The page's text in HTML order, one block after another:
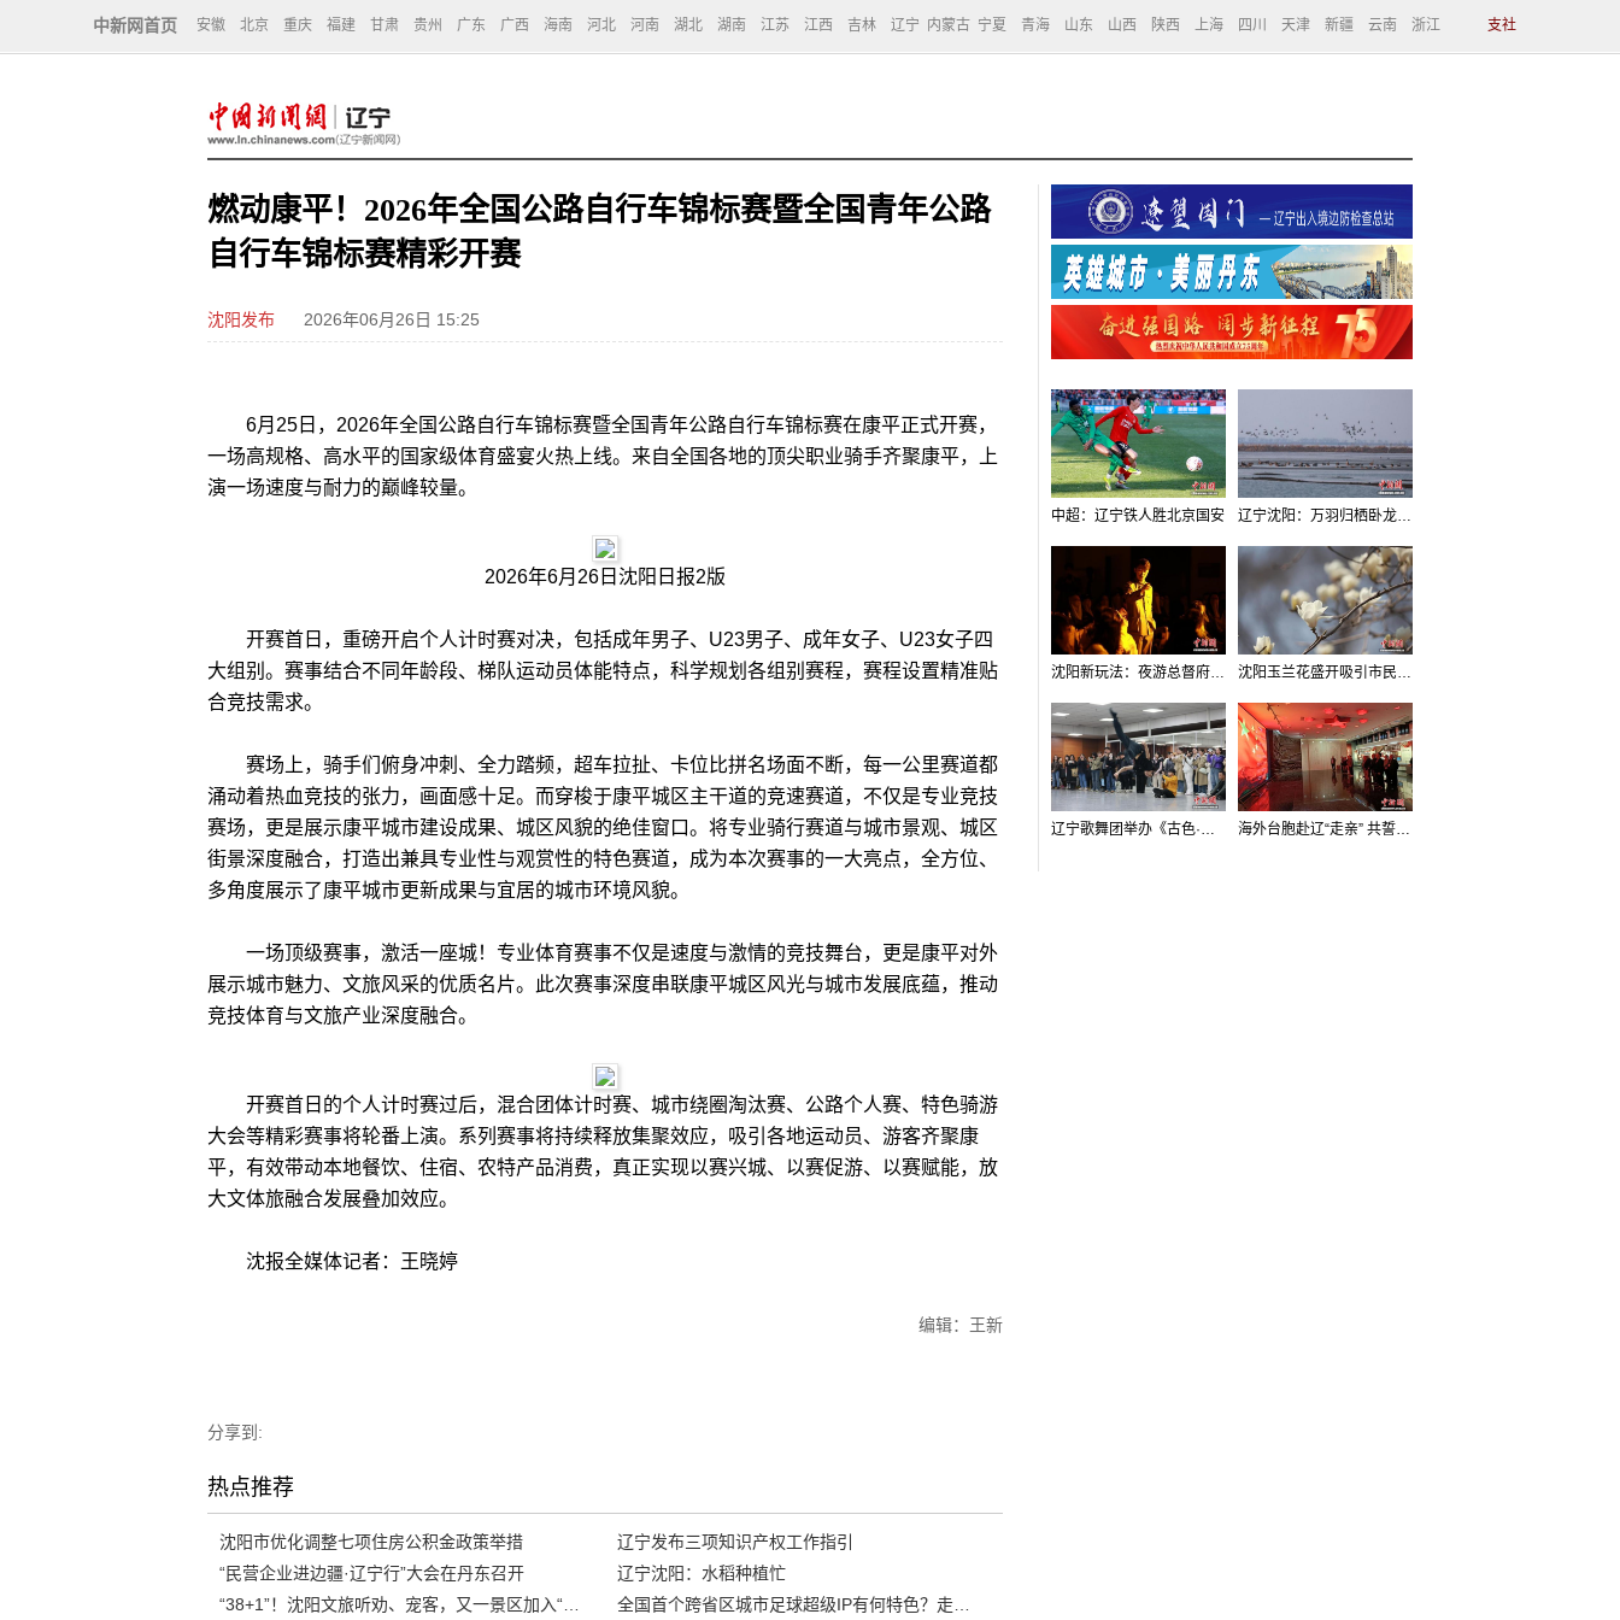
中新网首页 安徽 北京 重庆 福建 甘肃 贵州 广东 广西 海南 河北 河南 湖北 湖南 江苏 江西 吉林 辽宁 内蒙古 宁夏 青海 山东 山西 陕西 上海 四川 天津 新疆 云南 浙江 支社
燃动康平！2026年全国公路自行车锦标赛暨全国青年公路
自行车锦标赛精彩开赛
沈阳发布 2026年06月26日 15:25
6月25日，2026年全国公路自行车锦标赛暨全国青年公路自行车锦标赛在康平正式开赛，
一场高规格、高水平的国家级体育盛宴火热上线。来自全国各地的顶尖职业骑手齐聚康平，上
演一场速度与耐力的巅峰较量。
2026年6月26日沈阳日报2版
开赛首日，重磅开启个人计时赛对决，包括成年男子、U23男子、成年女子、U23女子四
大组别。赛事结合不同年龄段、梯队运动员体能特点，科学规划各组别赛程，赛程设置精准贴
合竞技需求。
赛场上，骑手们俯身冲刺、全力踏频，超车拉扯、卡位比拼名场面不断，每一公里赛道都
涌动着热血竞技的张力，画面感十足。而穿梭于康平城区主干道的竞速赛道，不仅是专业竞技
赛场，更是展示康平城市建设成果、城区风貌的绝佳窗口。将专业骑行赛道与城市景观、城区
街景深度融合，打造出兼具专业性与观赏性的特色赛道，成为本次赛事的一大亮点，全方位、
多角度展示了康平城市更新成果与宜居的城市环境风貌。
一场顶级赛事，激活一座城！专业体育赛事不仅是速度与激情的竞技舞台，更是康平对外
展示城市魅力、文旅风采的优质名片。此次赛事深度串联康平城区风光与城市发展底蕴，推动
竞技体育与文旅产业深度融合。
开赛首日的个人计时赛过后，混合团体计时赛、城市绕圈淘汰赛、公路个人赛、特色骑游
大会等精彩赛事将轮番上演。系列赛事将持续释放集聚效应，吸引各地运动员、游客齐聚康
平，有效带动本地餐饮、住宿、农特产品消费，真正实现以赛兴城、以赛促游、以赛赋能，放
大文体旅融合发展叠加效应。
沈报全媒体记者：王晓婷
编辑：王新
分享到:
热点推荐
沈阳市优化调整七项住房公积金政策举措
辽宁发布三项知识产权工作指引
“民营企业进边疆·辽宁行”大会在丹东召开
辽宁沈阳：水稻种植忙
中超：辽宁铁人胜北京国安 辽宁沈阳：万羽归栖卧龙湖看群鸟齐飞
沈阳新玩法：夜游总督府，当一回“赴宴者” 沈阳玉兰花盛开吸引市民打卡
辽宁歌舞团举办《古色·国宝辽宁》排练开放日活动 海外台胞赴辽“走亲” 共誓“和平初心”